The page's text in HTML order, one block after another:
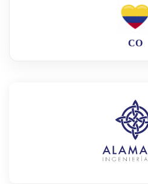
CO